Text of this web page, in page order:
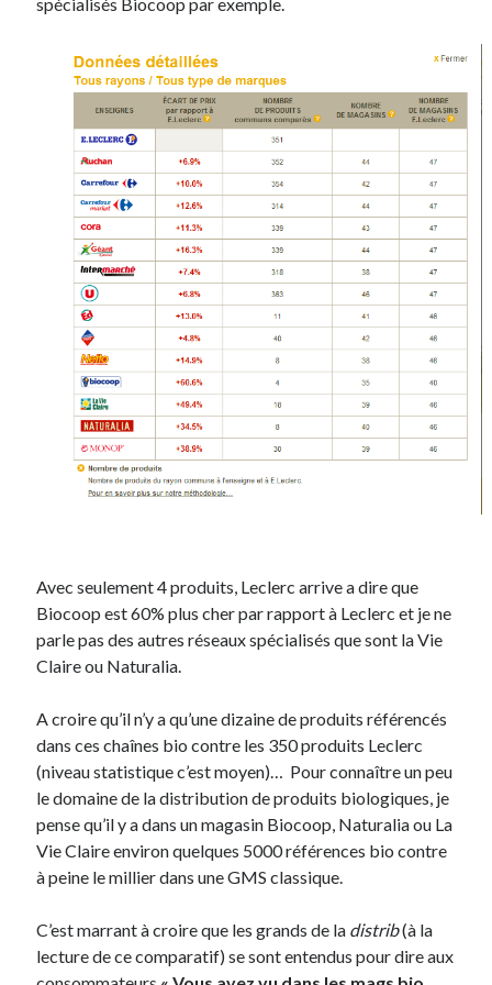
On parle de quoi ?
A Lyon
Bon plan du dimanche
Coup de coeur
Daddy
Engagé
Humeur
Lectures
Lyon à Livre Ouvert
Mini-monsieur
Non classé
Parole de Follower
Patchwork
Sorties cuculturelles
Tavukoi
Vidéos
Avec seulement 4 produits, Leclerc arrive a dire que
Biocoop est 60% plus cher par rapport à Leclerc et je ne
parle pas des autres réseaux spécialisés que sont la Vie
Claire ou Naturalia.
A croire qu’il n’y a qu’une dizaine de produits référencés
dans ces chaînes bio contre les 350 produits Leclerc
(niveau statistique c’est moyen)… Pour connaître un peu
le domaine de la distribution de produits biologiques, je
pense qu’il y a dans un magasin Biocoop, Naturalia ou La
Vie Claire environ quelques 5000 références bio contre
à peine le millier dans une GMS classique.
C’est marrant à croire que les grands de la distrib(à la
lecture de ce comparatif) se sont entendus pour dire aux